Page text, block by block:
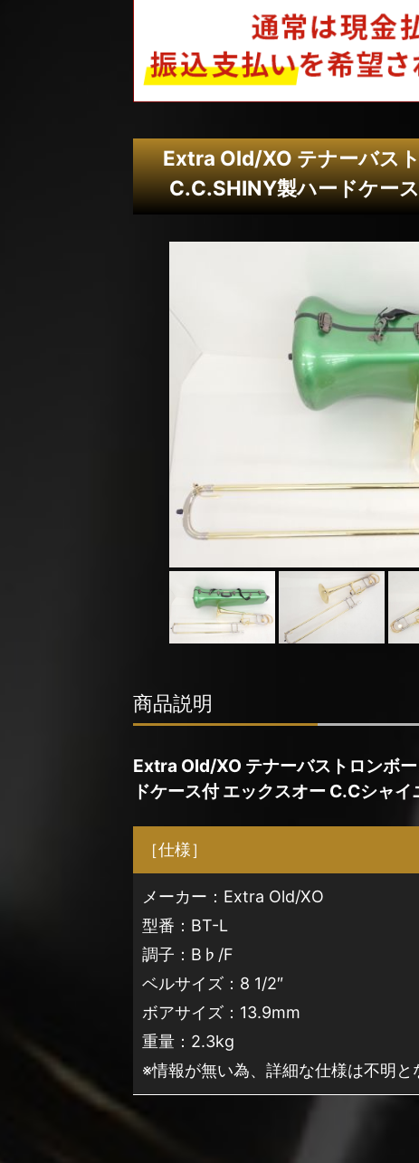
Extra Old/XO テナーバス
C.C.SHINY製ハードケー
商品説明
Extra Old/XO テナーバストロンボ
ドケース付 エックスオー C.Cシャイ
［仕様］
メーカー：Extra Old/XO
型番：BT-L
調子：B♭/F
ベルサイズ：8 1/2″
ボアサイズ：13.9mm
重量：2.3kg
※情報が無い為、詳細な仕様は不明と